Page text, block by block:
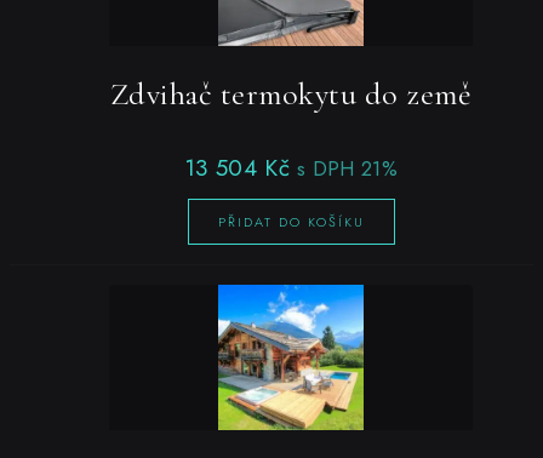
Zdvihač termokytu do země
13 504 Kč s DPH 21%
PŘIDAT DO KOŠÍKU